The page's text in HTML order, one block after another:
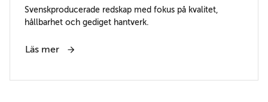
Svenskproducerade redskap med fokus på kvalitet,
hållbarhet och gediget hantverk.
Läs mer